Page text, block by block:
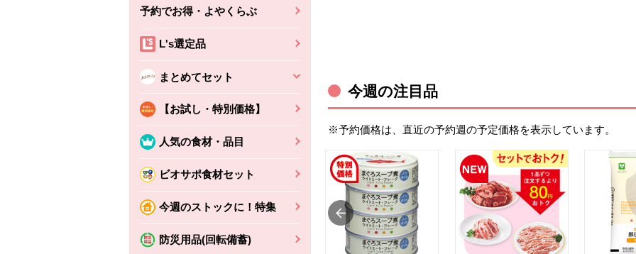
予約でお得・よやくらぶ
L's選定品
まとめてセット
【お試し・特別価格】
人気の食材・品目
ビオサポ食材セット
今週のストックに！特集
防災用品(回転備蓄)
今週の注目品
※予約価格は、直近の予約週の予定価格を表示しています。